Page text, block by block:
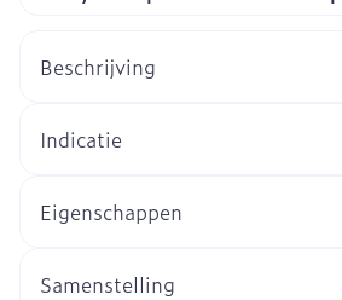
Beschrijving
Indicatie
Eigenschappen
Samenstelling